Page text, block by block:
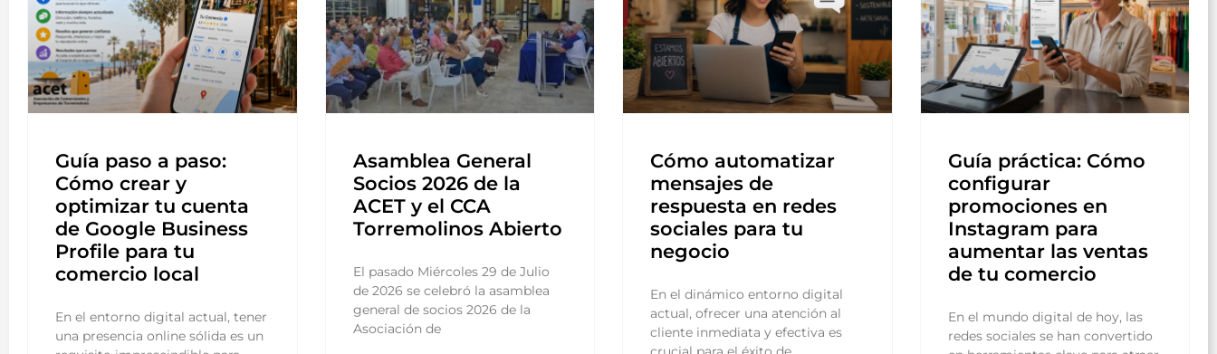
Guía paso a paso:
Cómo crear y
optimizar tu cuenta
de Google Business
Profile para tu
comercio local
En el entorno digital actual, tener
una presencia online sólida es un
Asamblea General
Socios 2026 de la
ACET y el CCA
Torremolinos Abierto
El pasado Miércoles 29 de Julio
de 2026 se celebró la asamblea
general de socios 2026 de la
Asociación de
Cómo automatizar
mensajes de
respuesta en redes
sociales para tu
negocio
En el dinámico entorno digital
actual, ofrecer una atención al
cliente inmediata y efectiva es
Guía práctica: Cómo
configurar
promociones en
Instagram para
aumentar las ventas
de tu comercio
En el mundo digital de hoy, las
redes sociales se han convertido